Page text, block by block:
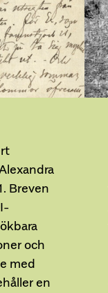
Breven
och
med
en